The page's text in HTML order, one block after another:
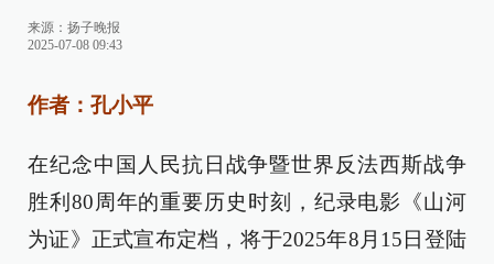
来源： 扬子晚报
2025-07-08 09:43
作者：孔小平
在纪念中国人民抗日战争暨世界反法西斯战争
胜利80周年的重要历史时刻，纪录电影《山河
为证》正式宣布定档，将于2025年8月15日登陆